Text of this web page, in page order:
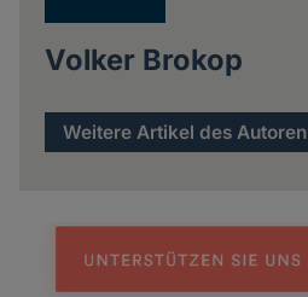
Volker Brokop
Weitere Artikel des Autoren